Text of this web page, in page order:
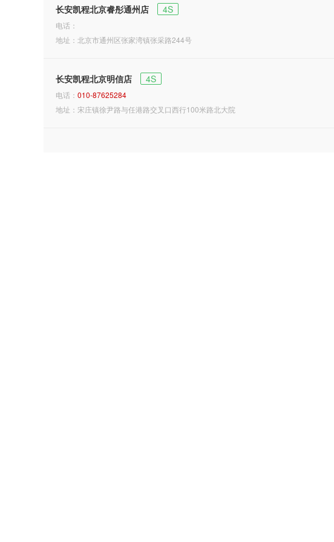
长安凯程北京睿彤通州店 4S
电话：
地址：北京市通州区张家湾镇张采路244号
长安凯程北京明信店 4S
电话： 010-87625284
地址：宋庄镇徐尹路与任港路交叉口西行100米路北大院